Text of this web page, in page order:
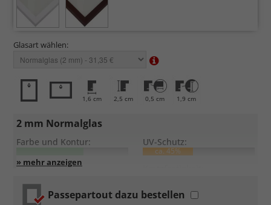
Glasart wählen:
1,6 cm 2,5 cm 0,5 cm 1,9 cm
2 mm Normalglas
Farbe und Kontur: UV-Schutz:
ca. 45%
Entspiegelung:
Standardglasin hochwertiger Floatglas-Qualität.
Passepartout dazu bestellen